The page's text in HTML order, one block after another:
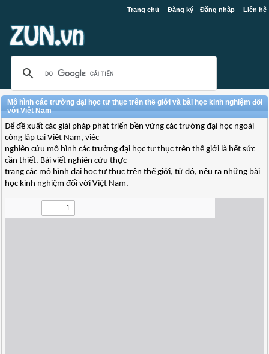
Trang chủ Đăng ký Đăng nhập Liên hệ
Mô hình các trường đại học tư thục trên thế giới và bài học kinh nghiệm đối
với Việt Nam
Để đề xuất các giải pháp phát triển bền vững các trường đại học ngoài
công lập tại Việt Nam, việc
nghiên cứu mô hình các trường đại học tư thục trên thế giới là hết sức
cần thiết. Bài viết nghiên cứu thực
trạng các mô hình đại học tư thục trên thế giới, từ đó, nêu ra những bài
học kinh nghiệm đối với Việt Nam.